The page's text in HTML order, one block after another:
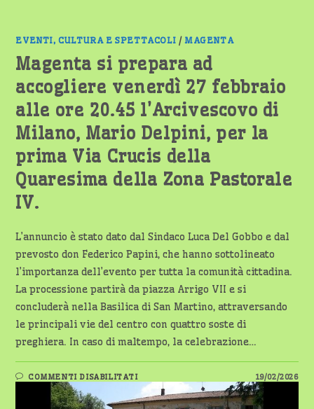
EVENTI, CULTURA E SPETTACOLI /MAGENTA
Magenta si prepara ad
accogliere venerdì 27 febbraio
alle ore 20.45 l’Arcivescovo di
Milano, Mario Delpini, per la
prima Via Crucis della
Quaresima della Zona Pastorale
IV.
L’annuncio è stato dato dal Sindaco Luca Del Gobbo e dal
prevosto don Federico Papini, che hanno sottolineato
l’importanza dell’evento per tutta la comunità cittadina.
La processione partirà da piazza Arrigo VII e si
concluderà nella Basilica di San Martino, attraversando
le principali vie del centro con quattro soste di
preghiera. In caso di maltempo, la celebrazione…
COMMENTI DISABILITATISU
MAGENTA
SI
PREPARA
19/02/2026